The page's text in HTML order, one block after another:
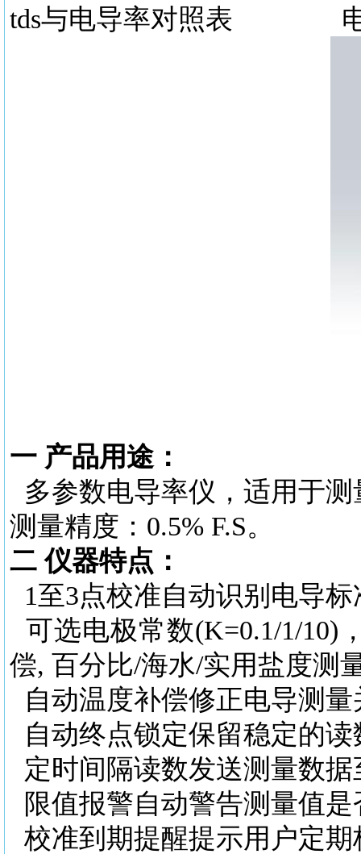
tds与电导率对照表 电
一 产品用途：
多参数电导率仪，适用于
测量精度：0.5% F.S。
二 仪器特点：
1至3点校准自动识别电导标
可选电极常数(K=0.1/1/10)
偿, 百分比/海水/实用盐度测
自动温度补偿修正电导测
自动终点锁定保留稳定的
定时间隔读数发送测量数
限值报警自动警告测量值
校准到期提醒提示用户定